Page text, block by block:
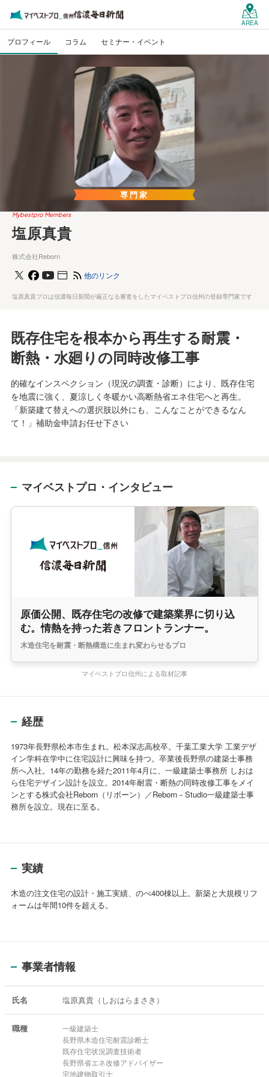
AREA
プロフィール コラム セミナー・イベント
専門家
Mybestpro Members
塩原真貴
株式会社Reborn
他のリンク
塩原真貴プロは信濃毎日新聞が厳正なる審査をしたマイベストプロ信州の登録専門家です
既存住宅を根本から再生する耐震・
断熱・水廻りの同時改修工事
的確なインスペクション（現況の調査・診断）により、既存住宅
を地震に強く、夏涼しく冬暖かい高断熱省エネ住宅へと再生。
「新築建て替えへの選択肢以外にも、こんなことができるなん
て！」補助金申請お任せ下さい
マイベストプロ・インタビュー
原価公開、既存住宅の改修で建築業界に切り込
む。情熱を持った若きフロントランナー。
木造住宅を耐震・断熱構造に生まれ変わらせるプロ
マイベストプロ信州による取材記事
経歴
1973年長野県松本市生まれ。松本深志高校卒。千葉工業大学 工業デザ
イン学科在学中に住宅設計に興味を持つ。卒業後長野県の建築士事務
所へ入社。14年の勤務を経た2011年4月に、一級建築士事務所 しおは
ら住宅デザイン設計を設立。2014年耐震・断熱の同時改修工事をメイ
ンとする株式会社Reborn（リボーン）／Reborn－Studio一級建築士事
務所を設立。現在に至る。
実績
木造の注文住宅の設計・施工実績、のべ400棟以上。新築と大規模リフ
ォームは年間10件を超える。
事業者情報
氏名 塩原真貴（しおはらまさき）
職種
一級建築士
長野県木造住宅耐震診断士
既存住宅状況調査技術者
長野県省エネ改修アドバイザー
宅地建物取引士